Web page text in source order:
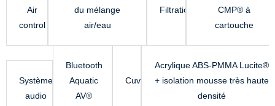
Air
control
du mélange
air/eau
Filtration
CMP® à
cartouche
Système
audio
Bluetooth
Aquatic
AV®
Cuve
Acrylique ABS-PMMA Lucite®
+ isolation mousse très haute
densité